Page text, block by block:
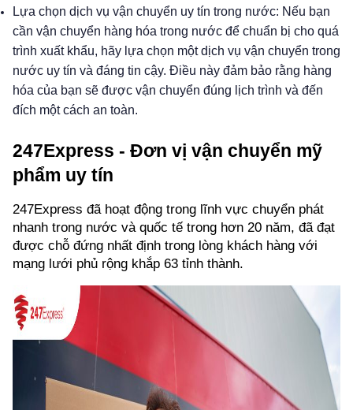
Lựa chọn dịch vụ vận chuyển uy tín trong nước: Nếu bạn
cần vận chuyển hàng hóa trong nước để chuẩn bị cho quá
trình xuất khẩu, hãy lựa chọn một dịch vụ vận chuyển trong
nước uy tín và đáng tin cậy. Điều này đảm bảo rằng hàng
hóa của bạn sẽ được vận chuyển đúng lịch trình và đến
đích một cách an toàn.
247Express - Đơn vị vận chuyển mỹ
phẩm uy tín
247Express đã hoạt động trong lĩnh vực chuyển phát
nhanh trong nước và quốc tế trong hơn 20 năm, đã đạt
được chỗ đứng nhất định trong lòng khách hàng với
mạng lưới phủ rộng khắp 63 tỉnh thành.